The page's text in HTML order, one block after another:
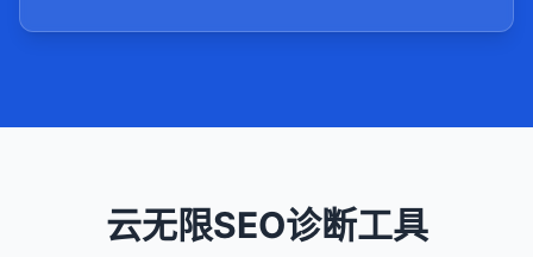
云无限SEO诊断工具